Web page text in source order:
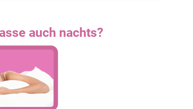
auch nachts?